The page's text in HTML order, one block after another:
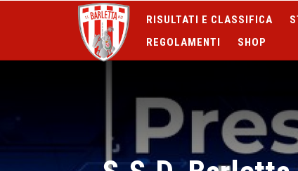
RISULTATI E CLASSIFICA
REGOLAMENTI
SHOP